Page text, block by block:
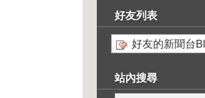
好友列表
好友的新聞台
站內搜尋